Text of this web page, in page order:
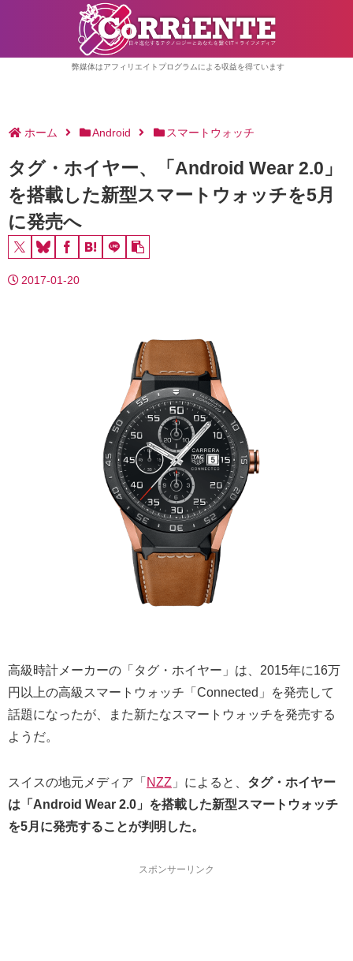
弊媒体はアフィリエイトプログラムによる収益を得ています
ホーム Android スマートウォッチ
タグ・ホイヤー、「Android Wear 2.0」
を搭載した新型スマートウォッチを5月
に発売へ
2017-01-20
高級時計メーカーの「タグ・ホイヤー」は、2015年に16万
円以上の高級スマートウォッチ「Connected」を発売して
話題になったが、また新たなスマートウォッチを発売する
ようだ。
スイスの地元メディア「 NZZ 」によると、 タグ・ホイヤー
は「Android Wear 2.0」を搭載した新型スマートウォッチ
を5月に発売することが判明した。
スポンサーリンク